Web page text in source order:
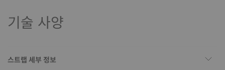
기술 사양
스트랩 세부 정보